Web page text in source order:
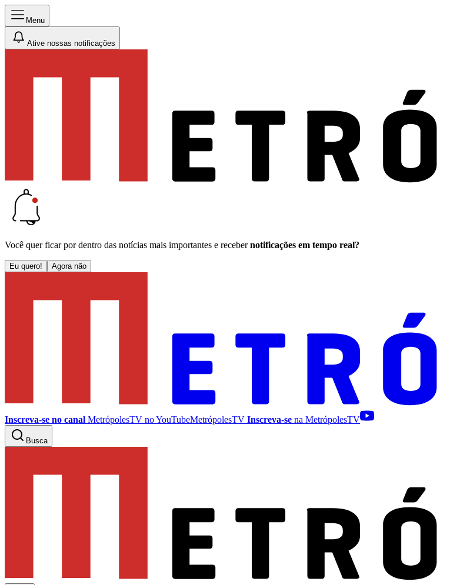
Menu
Ative nossas notificações
Você quer ficar por dentro das notícias mais importantes e receber notificações em tempo real?
Eu quero! Agora não
Inscreva-se no canal MetrópolesTV noYouTubeMetrópolesTV Inscreva-se na MetrópolesTV
Busca